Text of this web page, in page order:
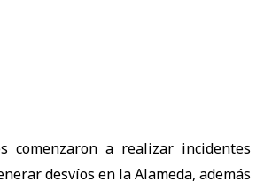
comenzaron a realizar incidentes
desvíos en la Alameda, además